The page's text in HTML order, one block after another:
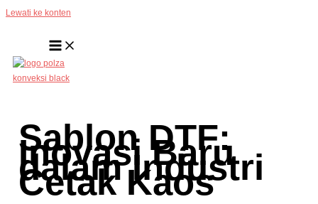
Lewati ke konten
Sablon DTF:
Inovasi Baru
dalam Industri
Cetak Kaos